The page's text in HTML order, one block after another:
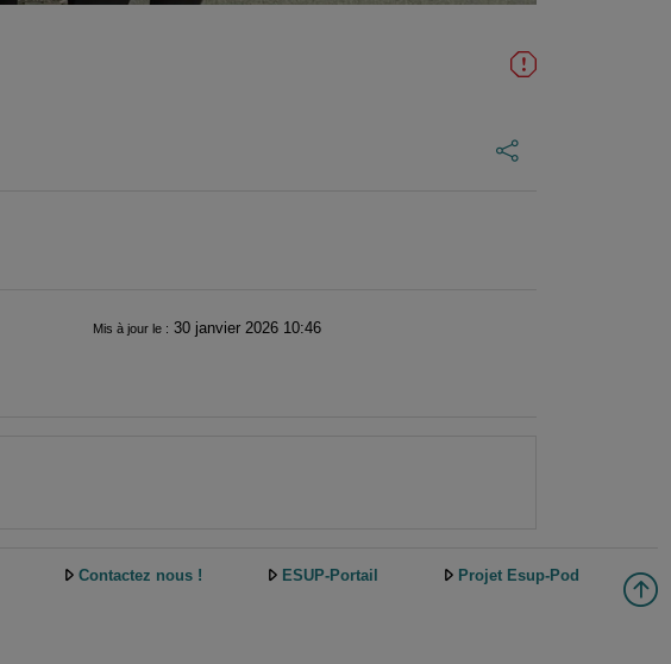
Mis à jour le : 30 janvier 2026 10:46
Contactez nous ! ESUP-Portail Projet Esup-Pod